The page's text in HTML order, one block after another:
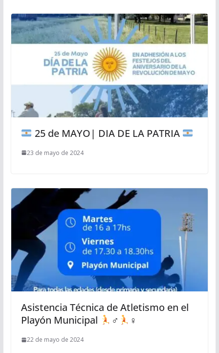
25 de MAYO| DIA DE LA PATRIA
23 de mayo de 2024
Asistencia Técnica de Atletismo en el
Playón Municipal
‍♂ ‍♀
22 de mayo de 2024